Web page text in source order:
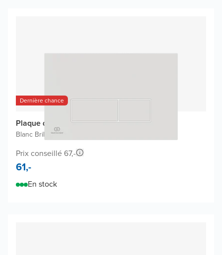
Dernière chance
Plaque de commande Oleas M2
Blanc Brillant|Pour Ideal Standard ProSys
Prix conseillé 67,-
61,-
En stock